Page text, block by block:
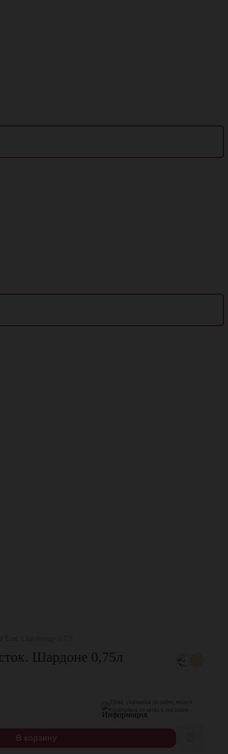
Шардоне 0,75л
В корзину ♡